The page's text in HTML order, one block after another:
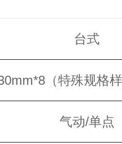
台式
8（特殊规格
气动/单点